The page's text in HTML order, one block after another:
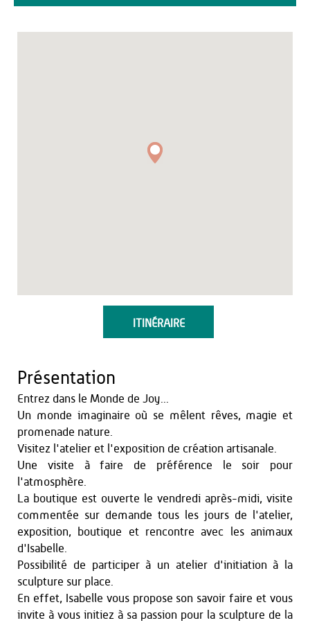
ITINÉRAIRE
Présentation
Entrez dans le Monde de Joy...
Un monde imaginaire où se mêlent rêves, magie et
promenade nature.
Visitez l'atelier et l'exposition de création artisanale.
Une visite à faire de préférence le soir pour
l'atmosphère.
La boutique est ouverte le vendredi après-midi, visite
commentée sur demande tous les jours de l'atelier,
exposition, boutique et rencontre avec les animaux
d'Isabelle.
Possibilité de participer à un atelier d'initiation à la
sculpture sur place.
En effet, Isabelle vous propose son savoir faire et vous
invite à vous initiez à sa passion pour la sculpture de la